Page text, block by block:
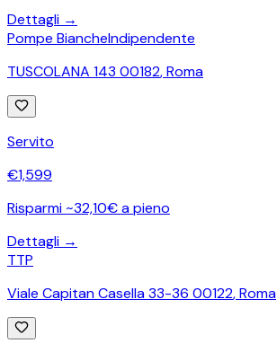
Dettagli →
Pompe BiancheIndipendente
TUSCOLANA 143 00182,Roma
Servito
€1,599
Risparmi ~32,10€ a pieno
Dettagli →
TTP
Viale Capitan Casella 33-36 00122,Roma